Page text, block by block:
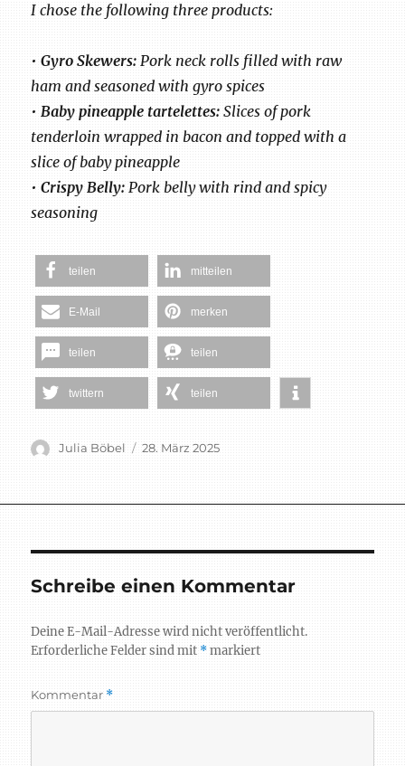
I chose the following three products:
•Gyro Skewers: Pork neck rolls filled with raw
ham and seasoned with gyro spices
•Baby pineapple tartelettes: Slices of pork
tenderloin wrapped in bacon and topped with a
slice of baby pineapple
•Crispy Belly: Pork belly with rind and spicy
seasoning
teilen mitteilen
E-Mail merken
teilen teilen
twittern teilen
Autor
Julia Böbel
Veröffentlicht
28. März 2025
Schreibe einen Kommentar
Deine E-Mail-Adresse wird nicht veröffentlicht.
Erforderliche Felder sind mit *markiert
Kommentar *